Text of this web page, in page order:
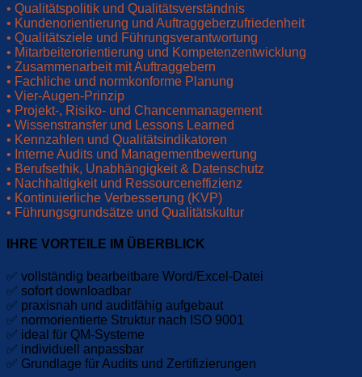
• Qualitätspolitik und Qualitätsverständnis
• Kundenorientierung und Auftraggeberzufriedenheit
• Qualitätsziele und Führungsverantwortung
• Mitarbeiterorientierung und Kompetenzentwicklung
• Zusammenarbeit mit Auftraggebern
• Fachliche und normkonforme Planung
• Vier-Augen-Prinzip
• Projekt-, Risiko- und Chancenmanagement
• Wissenstransfer und Lessons Learned
• Kennzahlen und Qualitätsindikatoren
• Interne Audits und Managementbewertung
• Berufsethik, Unabhängigkeit & Datenschutz
• Nachhaltigkeit und Ressourceneffizienz
• Kontinuierliche Verbesserung (KVP)
• Führungsgrundsätze und Qualitätskultur
IHRE VORTEILE IM ÜBERBLICK
✅ vollständig bearbeitbare Word/Excel-Datei
✅ sofort downloadbar
✅ praxisnah und auditfähig aufgebaut
✅ normorientierte Struktur nach ISO 9001
✅ ideal für QM-Systeme
✅ individuell anpassbar
✅ Grundlage für Audits und Zertifizierungen